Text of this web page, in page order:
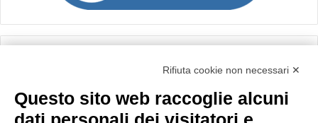
Importo netto (€):
Rifiuta cookie non necessari ✕
Questo sito web raccoglie alcuni